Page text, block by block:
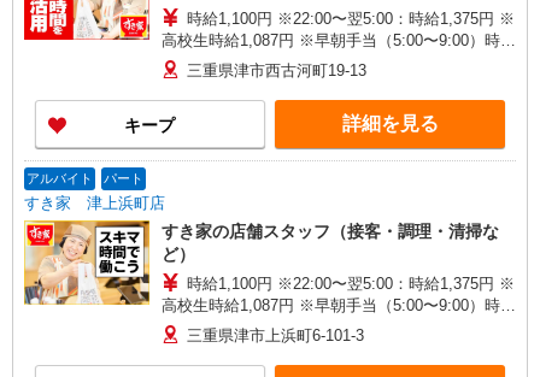
時給1,100円 ※22:00〜翌5:00：時給1,375円 ※
高校生時給1,087円 ※早朝手当（5:00〜9:00）時給
＋150円
三重県津市西古河町19-13
キープ 詳細を見る
アルバイト パート
すき家 津上浜町店
すき家の店舗スタッフ（接客・調理・清掃な
ど）
時給1,100円 ※22:00〜翌5:00：時給1,375円 ※
高校生時給1,087円 ※早朝手当（5:00〜9:00）時給
＋150円
三重県津市上浜町6-101-3